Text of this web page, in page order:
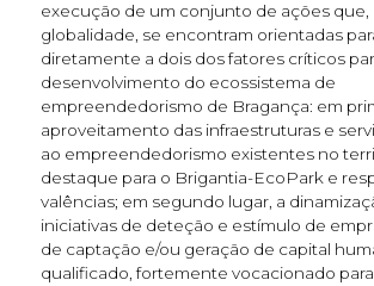
execução de um conjunto de ações que,
globalidade, se encontram orientadas
diretamente a dois dos fatores críticos
desenvolvimento do ecossistema de
empreendedorismo de Bragança: em
aproveitamento das infraestruturas e
ao empreendedorismo existentes no
destaque para o Brigantia-EcoPark e
valências; em segundo lugar, a
iniciativas de deteção e estímulo de
de captação e/ou geração de capital
qualificado, fortemente vocacionado